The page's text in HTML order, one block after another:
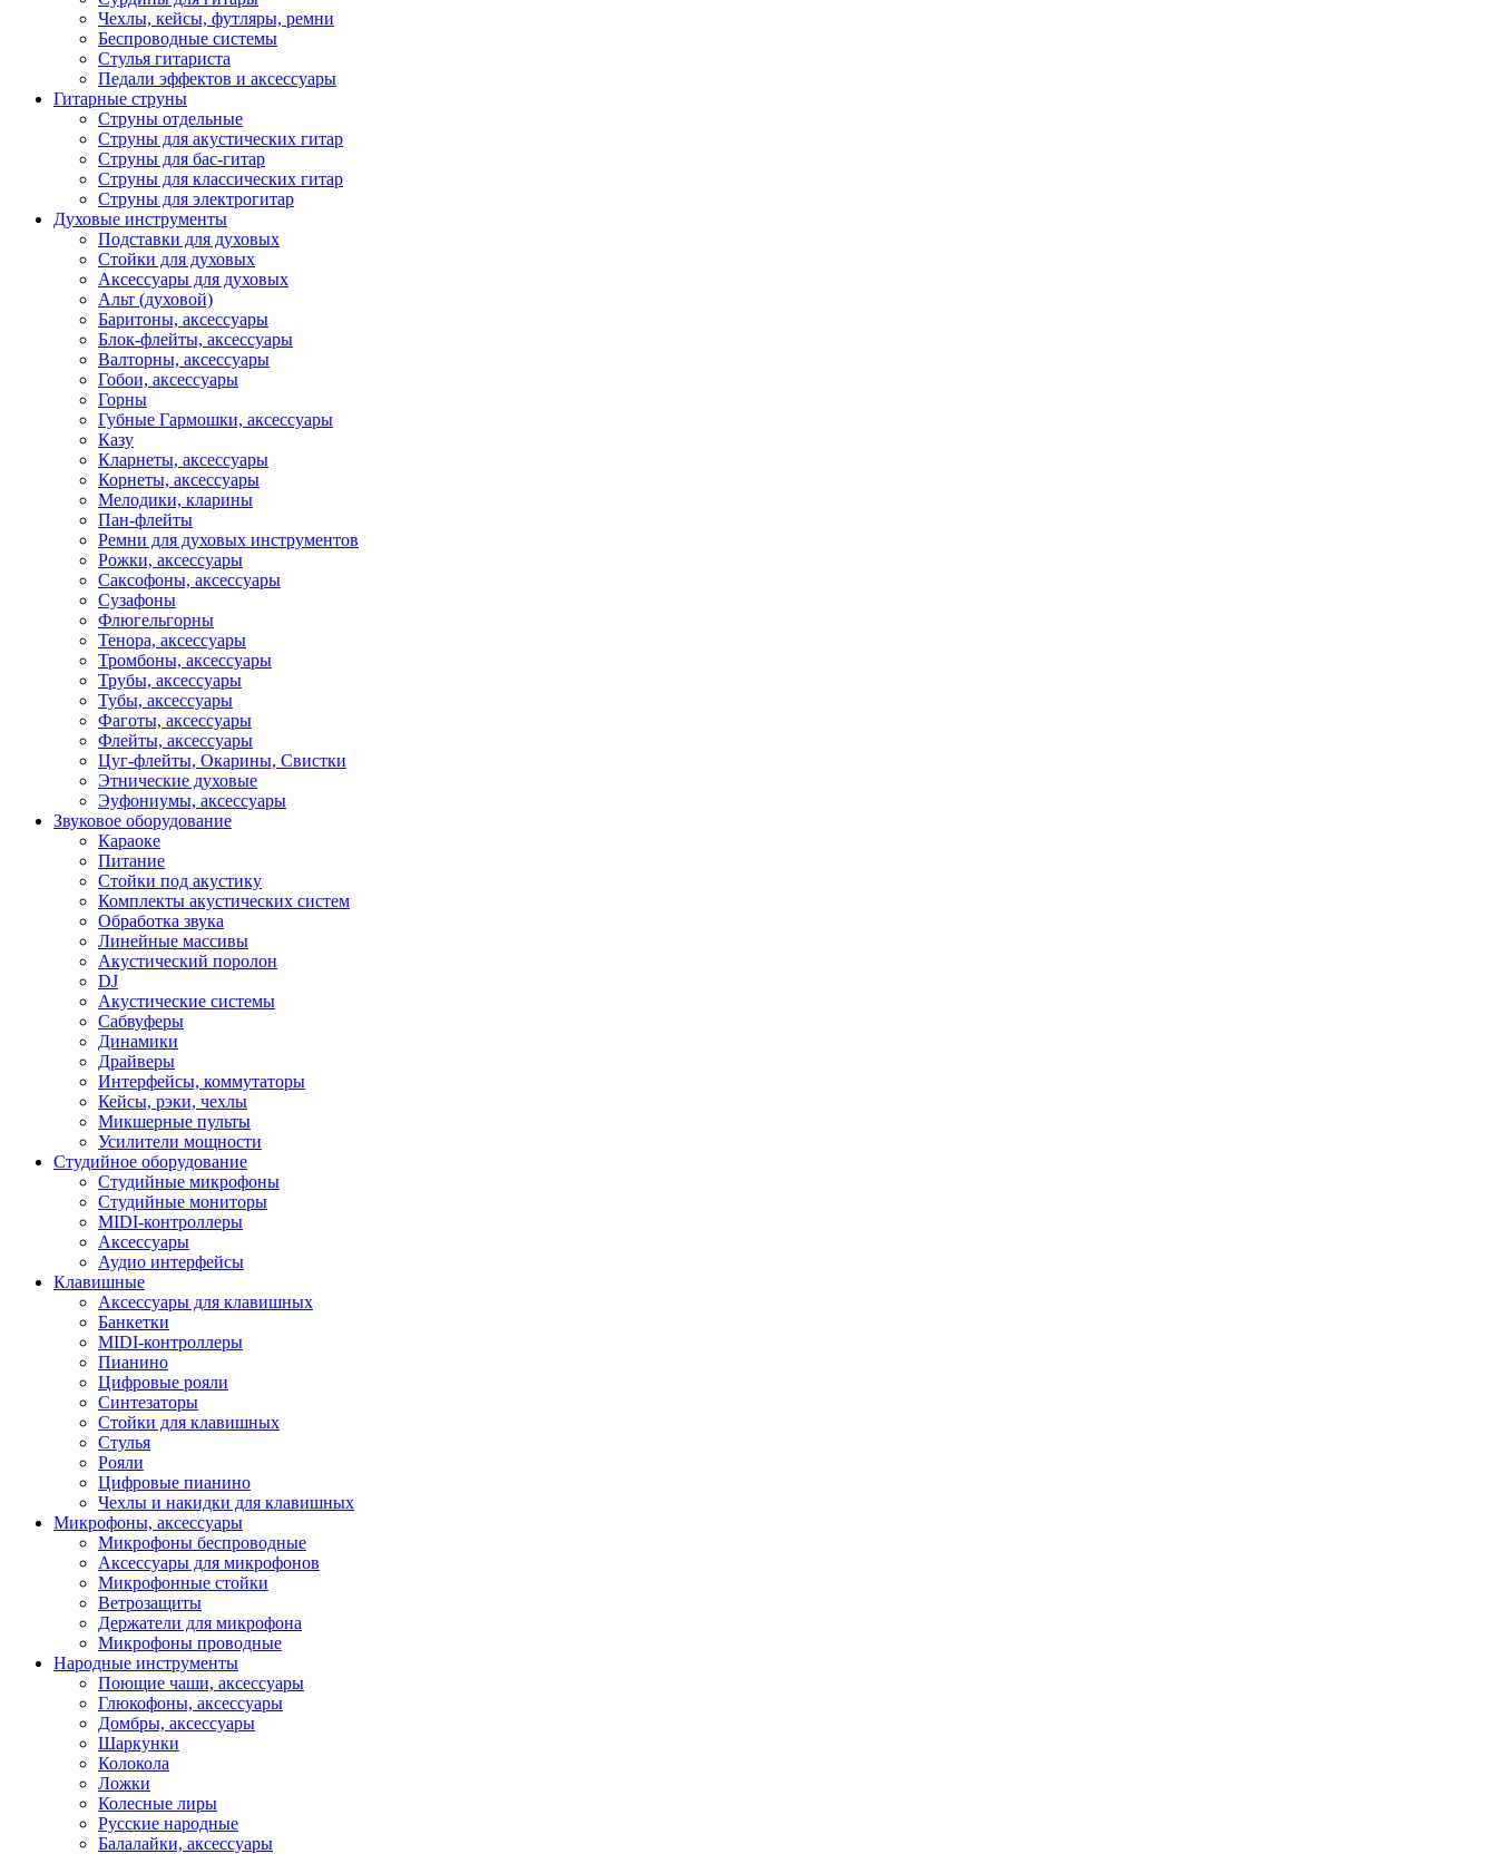
Чехлы, кейсы, футляры, ремни
Беспроводные системы
Стулья гитариста
Педали эффектов и аксессуары
Гитарные струны
Струны отдельные
Струны для акустических гитар
Струны для бас-гитар
Струны для классических гитар
Струны для электрогитар
Духовые инструменты
Подставки для духовых
Стойки для духовых
Аксессуары для духовых
Альт (духовой)
Баритоны, аксессуары
Блок-флейты, аксессуары
Валторны, аксессуары
Гобои, аксессуары
Горны
Губные Гармошки, аксессуары
Казу
Кларнеты, аксессуары
Корнеты, аксессуары
Мелодики, кларины
Пан-флейты
Ремни для духовых инструментов
Рожки, аксессуары
Саксофоны, аксессуары
Сузафоны
Флюгельгорны
Тенора, аксессуары
Тромбоны, аксессуары
Трубы, аксессуары
Тубы, аксессуары
Фаготы, аксессуары
Флейты, аксессуары
Цуг-флейты, Окарины, Свистки
Этнические духовые
Эуфониумы, аксессуары
Звуковое оборудование
Караоке
Питание
Стойки под акустику
Комплекты акустических систем
Обработка звука
Линейные массивы
Акустический поролон
DJ
Акустические системы
Сабвуферы
Динамики
Драйверы
Интерфейсы, коммутаторы
Кейсы, рэки, чехлы
Микшерные пульты
Усилители мощности
Студийное оборудование
Студийные микрофоны
Студийные мониторы
MIDI-контроллеры
Аксессуары
Аудио интерфейсы
Клавишные
Аксессуары для клавишных
Банкетки
MIDI-контроллеры
Пианино
Цифровые рояли
Синтезаторы
Стойки для клавишных
Стулья
Рояли
Цифровые пианино
Чехлы и накидки для клавишных
Микрофоны, аксессуары
Микрофоны беспроводные
Аксессуары для микрофонов
Микрофонные стойки
Ветрозащиты
Держатели для микрофона
Микрофоны проводные
Народные инструменты
Поющие чаши, аксессуары
Глюкофоны, аксессуары
Домбры, аксессуары
Шаркунки
Колокола
Ложки
Колесные лиры
Русские народные
Балалайки, аксессуары